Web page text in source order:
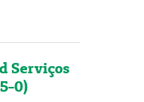
Serviços
0)